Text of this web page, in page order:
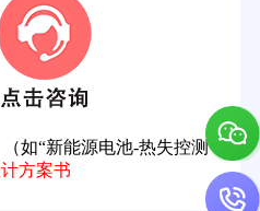
（如“新能源电池-热失控测
方案书